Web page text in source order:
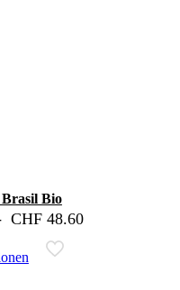
Brasil Bio
CHF48.60